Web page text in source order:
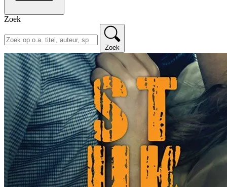
Zoek
Zoek